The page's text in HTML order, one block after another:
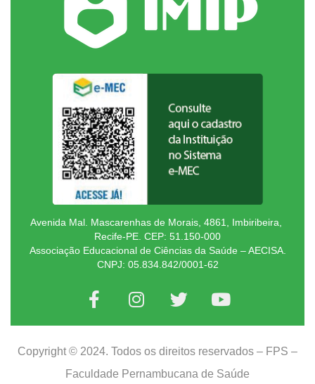
Avenida Mal. Mascarenhas de Morais, 4861, Imbiribeira,
Recife-PE. CEP: 51.150-000
Associação Educacional de Ciências da Saúde – AECISA.
CNPJ: 05.834.842/0001-62
Copyright © 2024. Todos os direitos reservados – FPS –
Faculdade Pernambucana de Saúde